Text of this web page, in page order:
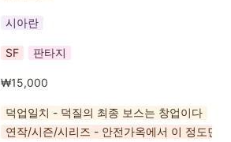
시아란
SF 판타지
₩15,000
덕업일치 - 덕질의 최종 보스는 창업이다
연작/시즌/시리즈 - 안전가옥에서 이 정도면